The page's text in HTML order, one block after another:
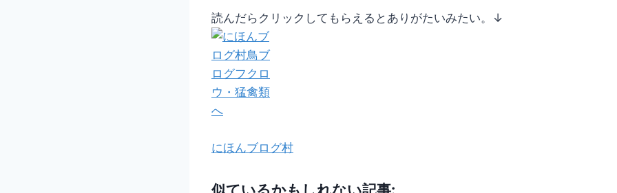
読んだらクリックしてもらえるとありがたいみたい。↓
にほんブログ村
似ているかもしれない記事: